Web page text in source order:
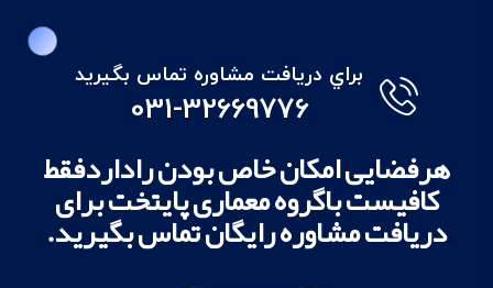
براي دريافت مشاوره تماس بگيريد
031-32669776
هرفضایی امکان خاص بودن راداردفقط
کافیست باگروه معماری پایتخت برای
دریافت مشاوره رایگان تماس بگیرید.